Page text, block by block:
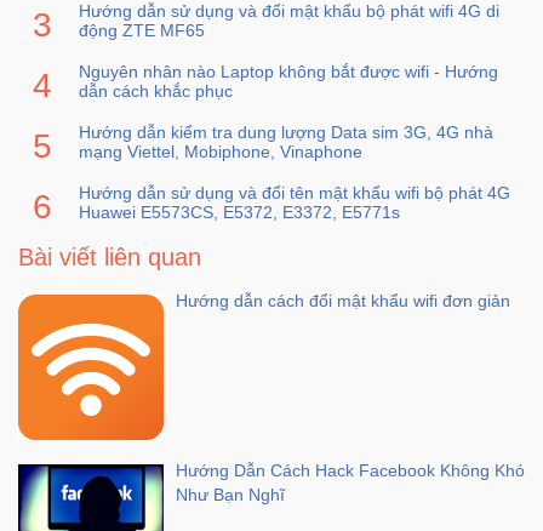
Thể
Ngoại
Máy
công
Dịch
Hướng dẫn sử dụng và đổi mật khẩu bộ phát wifi 4G di
động ZTE MF65
Nguyên nhân nào Laptop không bắt được wifi - Hướng
dẫn cách khắc phục
Hướng dẫn kiểm tra dung lượng Data sim 3G, 4G nhà
mạng Viettel, Mobiphone, Vinaphone
Hướng dẫn sử dụng và đổi tên mật khẩu wifi bộ phát 4G
Huawei E5573CS, E5372, E3372, E5771s
Bài viết liên quan
Hướng dẫn cách đổi mật khẩu wifi đơn giản
Hướng Dẫn Cách Hack Facebook Không Khó
Như Bạn Nghĩ